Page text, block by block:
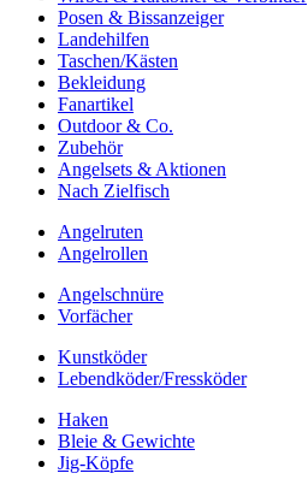
Posen & Bissanzeiger
Landehilfen
Taschen/Kästen
Bekleidung
Fanartikel
Outdoor & Co.
Zubehör
Angelsets & Aktionen
Nach Zielfisch
Angelruten
Angelrollen
Angelschnüre
Vorfächer
Kunstköder
Lebendköder/Fressköder
Haken
Bleie & Gewichte
Jig-Köpfe